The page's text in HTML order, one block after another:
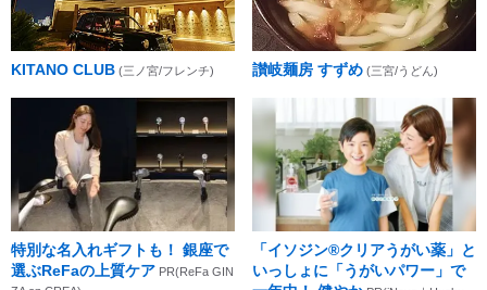
KITANO CLUB (三ノ宮/フレンチ) 讃岐麺房 すずめ (三宮/うどん)
特別な名入れギフトも！ 銀座で
選ぶReFaの上質ケア PR(ReFa GIN
「イソジン®クリアうがい薬」と
いっしょに「うがいパワー」で